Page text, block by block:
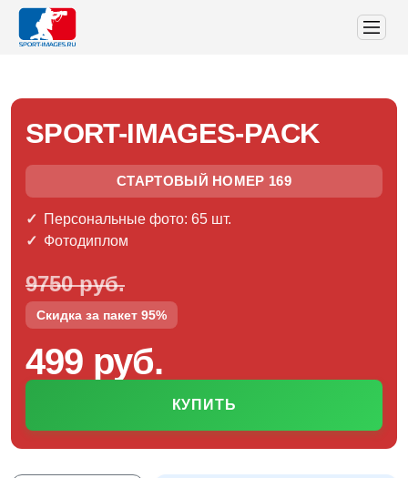
SPORT-IMAGES-PACK
СТАРТОВЫЙ НОМЕР 169
Персональные фото: 65 шт.
Фотодиплом
9750 руб.
Скидка за пакет 95%
499 руб.
КУПИТЬ